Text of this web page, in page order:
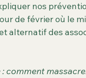
nos
de février où le
alternatif des
comment